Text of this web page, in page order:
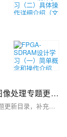
FPGA与MATLAB-图像处理-学习列表（图像处理专题更新目录，补充中）
FPGA与MATLAB-图像处理-学习列表（图像处理专题更新目录，补充中）